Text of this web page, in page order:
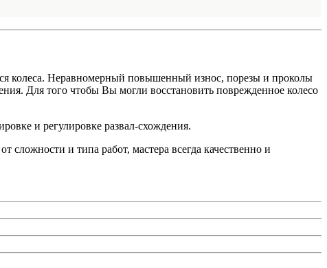
колеса. Неравномерный повышенный износ, порезы и проколы
Для того чтобы Вы могли восстановить поврежденное колесо
и регулировке развал-схождения.
и типа работ, мастера всегда качественно и